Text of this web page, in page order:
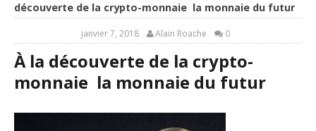
découverte de la crypto-monnaie la monnaie du futur
janvier 7, 2018 Alain Roache 0
À la découverte de la crypto-
monnaie la monnaie du futur